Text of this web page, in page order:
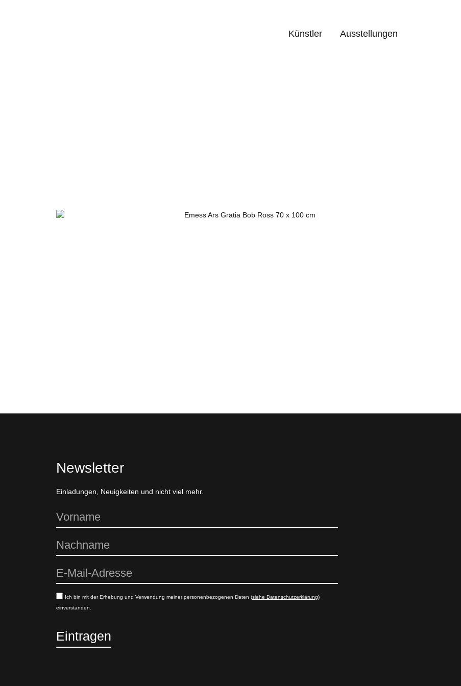
Künstler Ausstellungen
Newsletter
Einladungen, Neuigkeiten und nicht viel mehr.
Ich bin mit der Erhebung und Verwendung meiner personenbezogenen Daten (siehe Datenschutzerklärung)
einverstanden.
Eintragen